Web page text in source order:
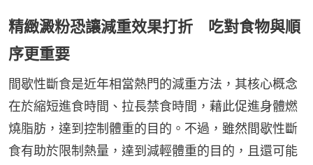
精緻澱粉恐讓減重效果打折 吃對食物與順
序更重要
間歇性斷食是近年相當熱門的減重方法，其核心概念
在於縮短進食時間、拉長禁食時間，藉此促進身體燃
燒脂肪，達到控制體重的目的。不過，雖然間歇性斷
食有助於限制熱量，達到減輕體重的目的，且還可能